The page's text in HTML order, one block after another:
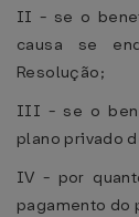
II - se o
causa se
Resolução;
III - se o
plano privado
IV - por
pagamento do